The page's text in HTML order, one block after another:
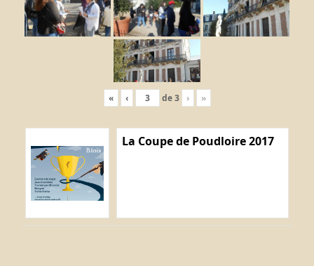
« ‹ de3 › »
La Coupe de Poudloire 2017